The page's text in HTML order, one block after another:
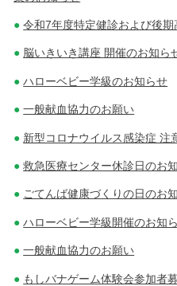
令和7年度特定健診および後
脳いきいき講座 開催のお知ら
ハローベビー学級のお知らせ
一般献血協力のお願い
新型コロナウイルス感染症 注
救急医療センター休診日のお
ごてんば健康づくりの日のお
ハローベビー学級開催のお知
一般献血協力のお願い
もしバナゲーム体験会参加者